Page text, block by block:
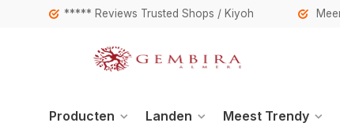
***** Reviews Trusted Shops / Kiyoh
Producten Landen Meest Trendy